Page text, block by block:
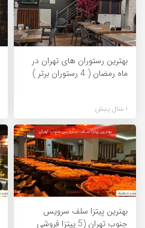
بهترین رستوران های تهران در
ماه رمضان ( 4 رستوران برتر )
1 سال پیش
بهترین پیتزا سلف سرویس
جنوب تهران (5 پیتزا فروشی